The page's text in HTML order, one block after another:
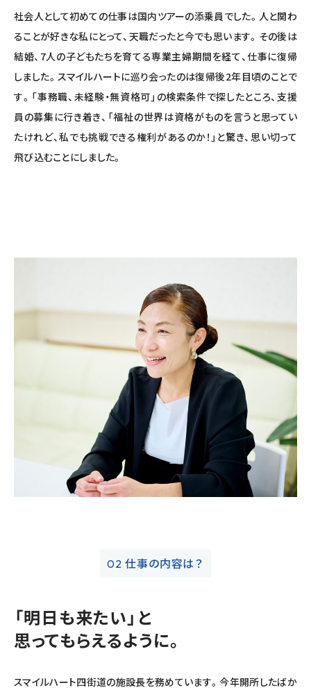
社会人として初めての仕事は国内ツアーの添乗員でした。人と関わ
ることが好きな私にとって、天職だったと今でも思います。その後は
結婚、7人の子どもたちを育てる専業主婦期間を経て、仕事に復帰
しました。スマイルハートに巡り会ったのは復帰後2年目頃のことで
す。「事務職、未経験・無資格可」の検索条件で探したところ、支援
員の募集に行き着き、「福祉の世界は資格がものを言うと思ってい
たけれど、私でも挑戦できる権利があるのか！」と驚き、思い切って
飛び込むことにしました。
02 仕事の内容は？
「明日も来たい」と
思ってもらえるように。
スマイルハート四街道の施設長を務めています。今年開所したばか